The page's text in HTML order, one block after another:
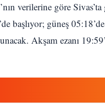
verilerine göre
başlıyor; güneş
Akşam ezanı